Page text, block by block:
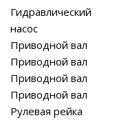
Гидравлический
насос
Приводной вал
Приводной вал
Приводной вал
Приводной вал
Рулевая рейка